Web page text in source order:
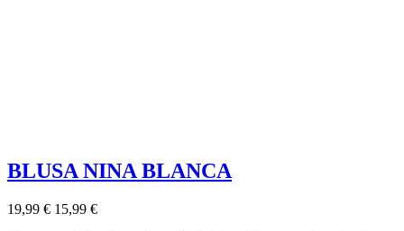
BLUSA NINA BLANCA
19,99 € 15,99 €